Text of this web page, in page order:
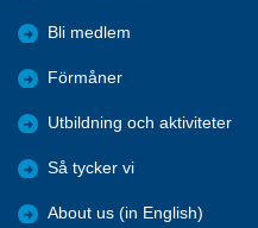
Bli medlem
Förmåner
Utbildning och aktiviteter
Så tycker vi
About us (in English)